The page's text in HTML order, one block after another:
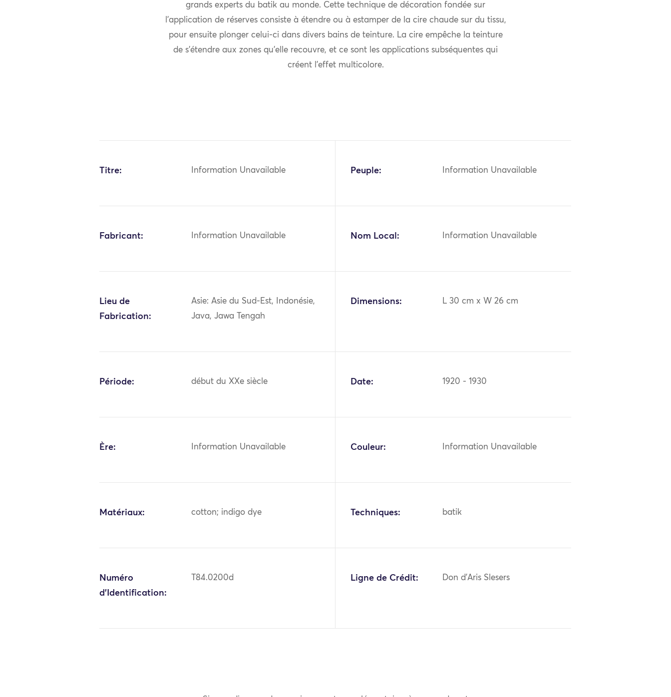
grands experts du batik au monde. Cette technique de décoration fondée sur
l’application de réserves consiste à étendre ou à estamper de la cire chaude sur du tissu,
pour ensuite plonger celui-ci dans divers bains de teinture. La cire empêche la teinture
de s’étendre aux zones qu’elle recouvre, et ce sont les applications subséquentes qui
créent l’effet multicolore.
Titre: Information Unavailable Peuple: Information Unavailable
Fabricant: Information Unavailable Nom Local: Information Unavailable
Lieu de
Fabrication:
Asie: Asie du Sud-Est, Indonésie,
Java, Jawa Tengah
Dimensions: L 30 cm x W 26 cm
Période: début du XXe siècle Date: 1920 - 1930
Ère: Information Unavailable Couleur: Information Unavailable
Matériaux: cotton; indigo dye Techniques: batik
Numéro
d'Identification:
T84.0200d Ligne de Crédit: Don d'Aris Slesers